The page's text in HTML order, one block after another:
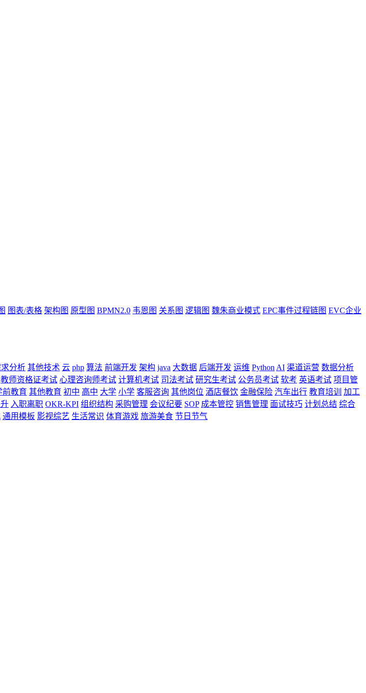
图表/表格 架构图 原型图 BPMN2.0 韦恩图 关系图 逻辑图 魏朱商业模式 EPC事件过程链图 EVC企业
分析 其他技术 云 php 算法 前端开发 架构 java 大数据 后端开发 运维 Python AI 渠道运营 数据分析
教师资格证考试 心理咨询师考试 计算机考试 司法考试 研究生考试 公务员考试 软考 英语考试 项目管
前教育 其他教育 初中 高中 大学 小学 客服咨询 其他岗位 酒店餐饮 金融保险 汽车出行 教育培训
加工
入职离职 OKR-KPI 组织结构 采购管理 会议纪要 SOP 成本管控 销售管理 面试技巧 计划总结 综合
通用模板 影视综艺 生活常识 体育游戏 旅游美食 节日节气